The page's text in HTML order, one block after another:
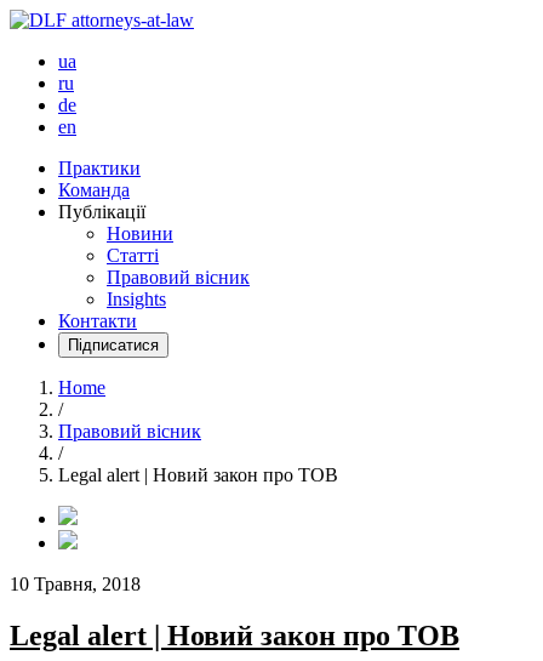
ua
ru
de
en
Практики
Команда
Публікації
Новини
Статті
Правовий вісник
Insights
Контакти
Підписатися
Home
/
Правовий вісник
/
Legal alert | Новий закон про ТОВ
10 Травня, 2018
Legal alert | Новий закон про ТОВ